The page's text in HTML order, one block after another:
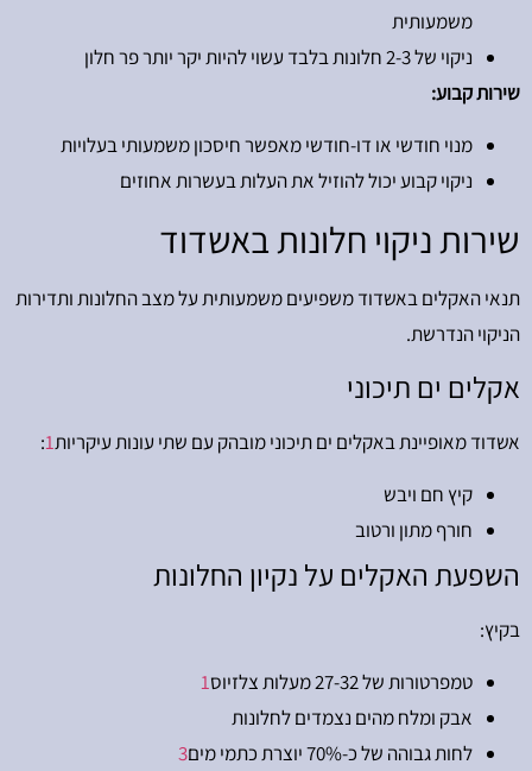
משמעותית
ניקוי של 2-3 חלונות בלבד עשוי להיות יקר יותר פר חלון
שירות קבוע:
מנוי חודשי או דו-חודשי מאפשר חיסכון משמעותי בעלויות
ניקוי קבוע יכול להוזיל את העלות בעשרות אחוזים
שירות ניקוי חלונות באשדוד
תנאי האקלים באשדוד משפיעים משמעותית על מצב החלונות ותדירות
הניקוי הנדרשת.
אקלים ים תיכוני
אשדוד מאופיינת באקלים ים תיכוני מובהק עם שתי עונות עיקריות1
:
קיץ חם ויבש
חורף מתון ורטוב
השפעת האקלים על נקיון החלונות
בקיץ:
טמפרטורות של 27-32 מעלות צלזיוס
1
אבק ומלח מהים נצמדים לחלונות
לחות גבוהה של כ-70% יוצרת כתמי מים
3